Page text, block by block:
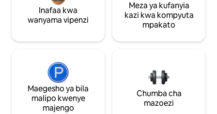
Inafaa kwa
wanyama vipenzi
Meza ya kufanyia
kazi kwa kompyuta
mpakato
Maegesho ya bila
malipo kwenye
majengo
Chumba cha
mazoezi